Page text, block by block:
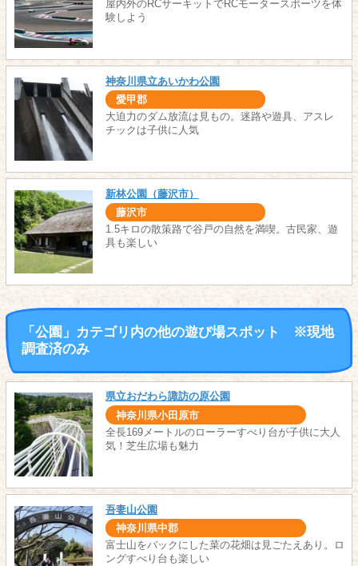
屋内外のRCサーキットでRCモータースポーツを体
験しよう
神奈川県立あいかわ公園
愛甲郡
大迫力のダム放流は見もの。迷路や遊具、アスレ
チックは子供に人気
新林公園（藤沢市）
藤沢市
1.5キロの散策路で谷戸の自然を満喫。古民家、遊
具も楽しい
「公園」カテゴリ内の他の遊び場スポット ※現地
調査済のみ
県立おだわら諏訪の原公園
神奈川県小田原市
全長169メートルのローラーすべり台が子供に大人
気！芝生広場も魅力
吾妻山公園
神奈川県中郡
富士山をバックにした菜の花畑は見ごたえあり。ロ
ングすべり台も楽しい